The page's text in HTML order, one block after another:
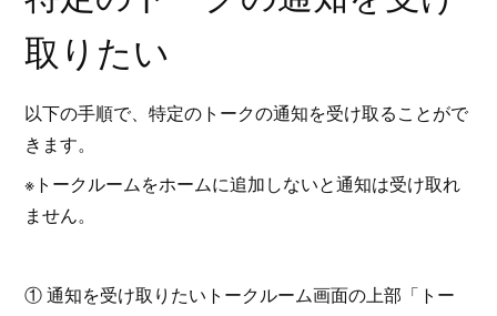
取りたい
以下の手順で、特定のトークの通知を受け取ることがで
きます。
※トークルームをホームに追加しないと通知は受け取れ
ません。
① 通知を受け取りたいトークルーム画面の上部「トー